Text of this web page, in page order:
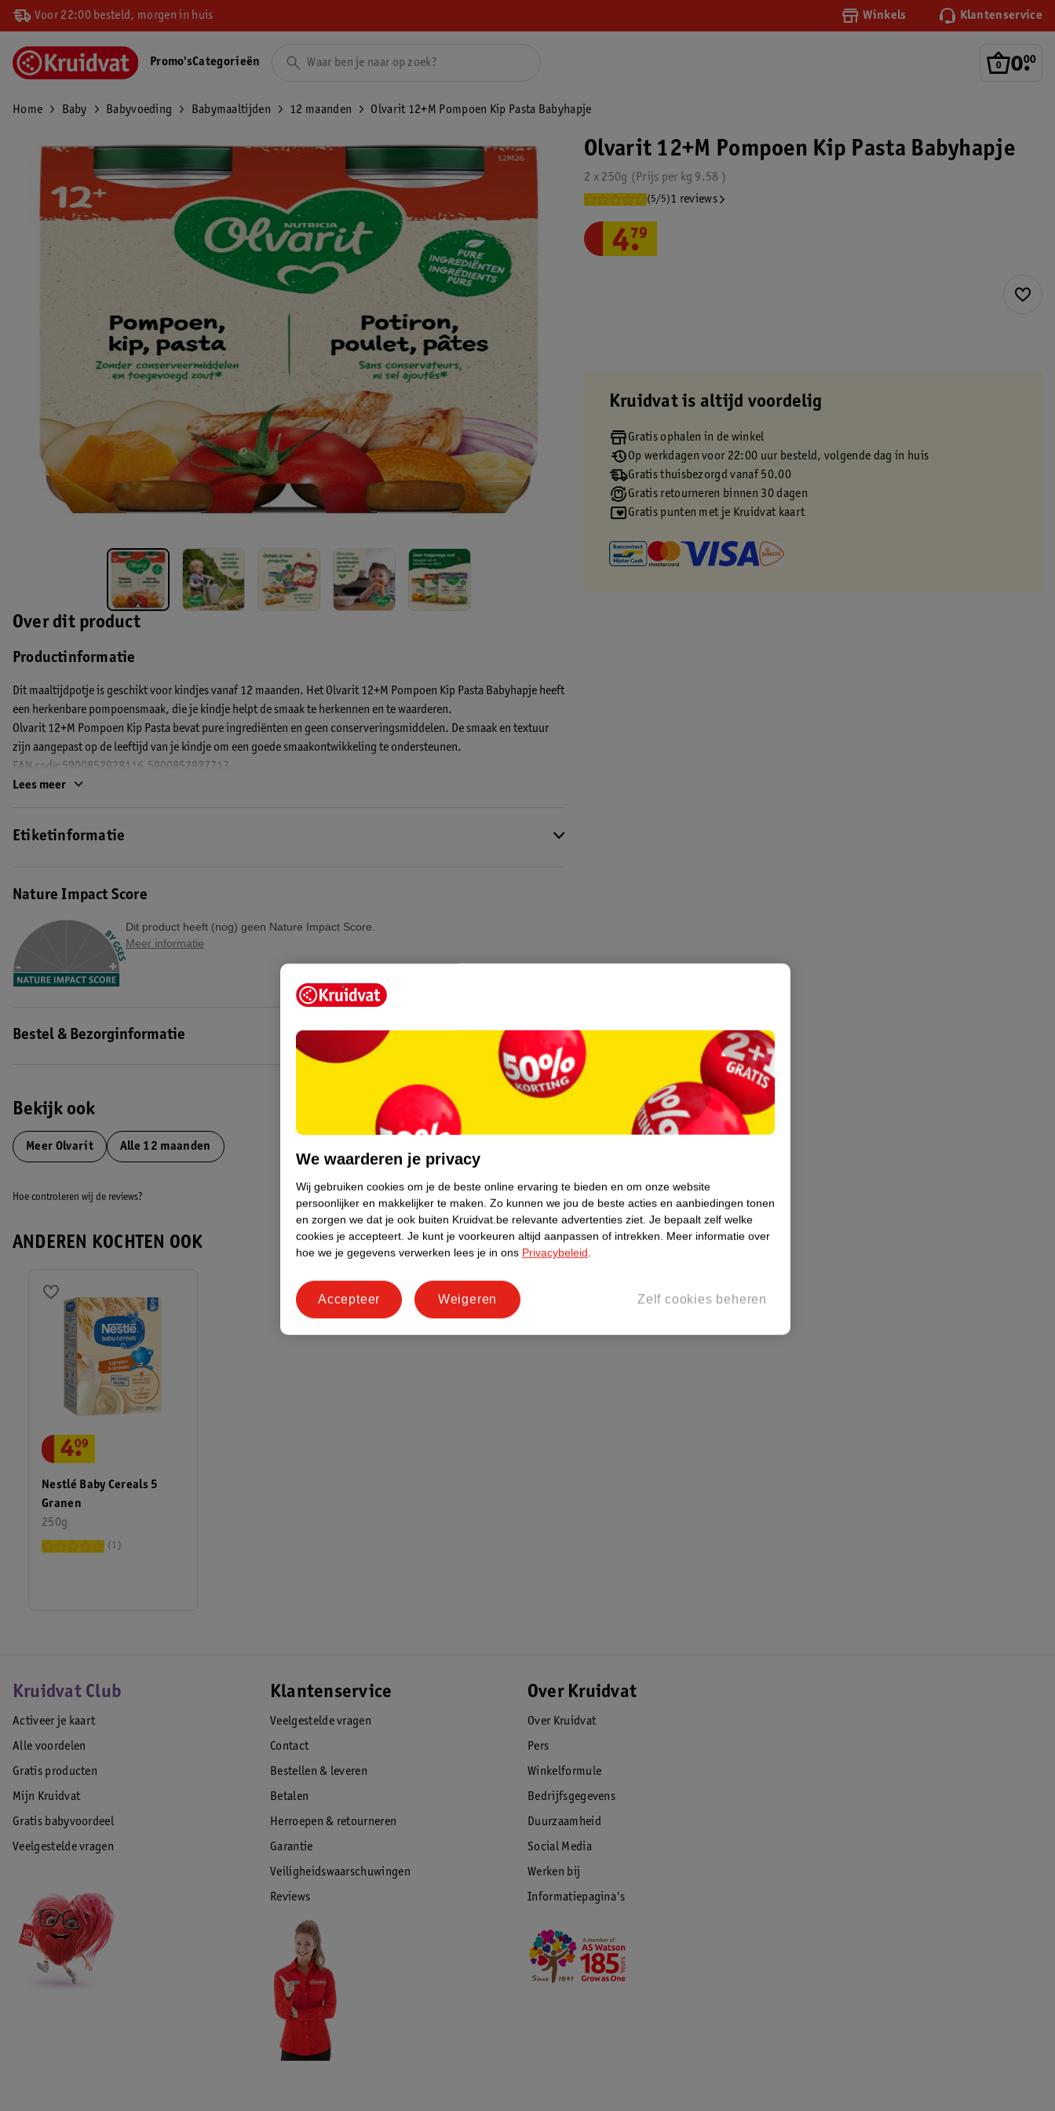
Voor 22:00 besteld, morgen in huis Winkels Klantenservice
0.
00
Promo'sCategorieën
Home Baby Babyvoeding Babymaaltijden 12 maanden Olvarit 12+M Pompoen Kip Pasta Babyhapje
Over dit product
Productinformatie
Dit maaltijdpotje is geschikt voor kindjes vanaf 12 maanden. Het Olvarit 12+M Pompoen Kip Pasta Babyhapje heeft
een herkenbare pompoensmaak, die je kindje helpt de smaak te herkennen en te waarderen.
Olvarit 12+M Pompoen Kip Pasta bevat pure ingrediënten en geen conserveringsmiddelen. De smaak en textuur
zijn aangepast op de leeftijd van je kindje om een goede smaakontwikkeling te ondersteunen.
EAN code:5900852928116,5900852927713
Lees meer
Etiketinformatie
Nature Impact Score
Dit product heeft (nog) geen Nature Impact Score.
Meer informatie
Bestel & Bezorginformatie
Bekijk ook
Meer Olvarit Alle 12 maanden
Olvarit 12+M Pompoen Kip Pasta Babyhapje
2 x 250g 9.58
Prijs per kg
(5/5)1 reviews
4.
79
Kruidvat is altijd voordelig
Gratis ophalen in de winkel
Op werkdagen voor 22:00 uur besteld, volgende dag in huis
Gratis thuisbezorgd vanaf 50.00
Gratis retourneren binnen 30 dagen
Gratis punten met je Kruidvat kaart
Hoe controleren wij de reviews?
ANDEREN KOCHTEN OOK
Nestlé Baby Cereals 5
Granen
250g
4.
09
1
Kruidvat Club
Activeer je kaart
Alle voordelen
Gratis producten
Mijn Kruidvat
Gratis babyvoordeel
Veelgestelde vragen
Klantenservice
Veelgestelde vragen
Contact
Bestellen & leveren
Betalen
Herroepen & retourneren
Garantie
Veiligheidswaarschuwingen
Reviews
Over Kruidvat
Over Kruidvat
Pers
Winkelformule
Bedrijfsgegevens
Duurzaamheid
Social Media
Werken bij
Informatiepagina's
We waarderen je privacy
Wij gebruiken cookies om je de beste online ervaring te bieden en om onze website
persoonlijker en makkelijker te maken. Zo kunnen we jou de beste acties en aanbiedingen tonen
en zorgen we dat je ook buiten Kruidvat.be relevante advertenties ziet. Je bepaalt zelf welke
cookies je accepteert. Je kunt je voorkeuren altijd aanpassen of intrekken. Meer informatie over
hoe we je gegevens verwerken lees je in ons Privacybeleid.
Zelf cookies beheren
Weigeren
Accepteer